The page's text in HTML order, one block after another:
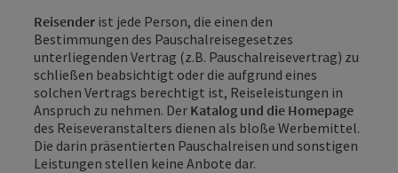
Reisender ist jede Person, die einen den
Bestimmungen des Pauschalreisegesetzes
unterliegenden Vertrag (z.B. Pauschalreisevertrag) zu
schließen beabsichtigt oder die aufgrund eines
solchen Vertrags berechtigt ist, Reiseleistungen in
Anspruch zu nehmen. Der Katalog und die Homepage
des Reiseveranstalters dienen als bloße Werbemittel.
Die darin präsentierten Pauschalreisen und sonstigen
Leistungen stellen keine Anbote dar.